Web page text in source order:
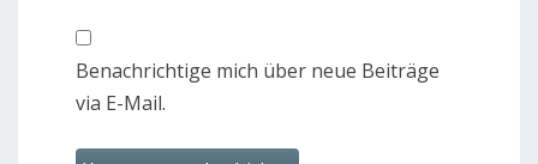
Benachrichtige mich über neue Beiträge
via E-Mail.